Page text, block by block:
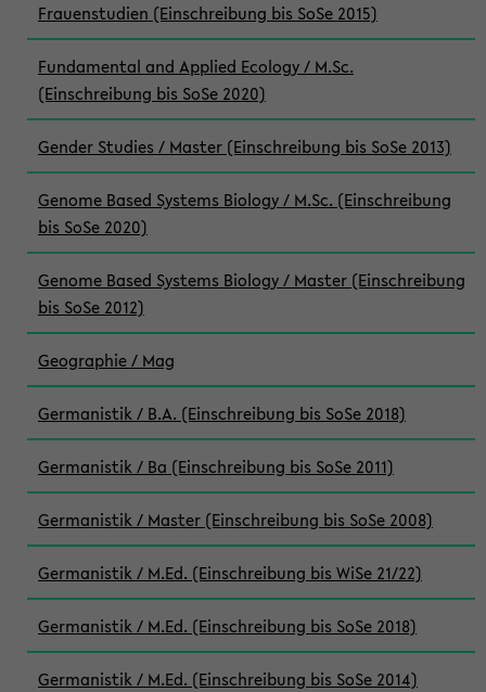
Frauenstudien (Einschreibung bis SoSe 2015)
Fundamental and Applied Ecology / M.Sc.
(Einschreibung bis SoSe 2020)
Gender Studies / Master (Einschreibung bis SoSe 2013)
Genome Based Systems Biology / M.Sc. (Einschreibung
bis SoSe 2020)
Genome Based Systems Biology / Master (Einschreibung
bis SoSe 2012)
Geographie / Mag
Germanistik / B.A. (Einschreibung bis SoSe 2018)
Germanistik / Ba (Einschreibung bis SoSe 2011)
Germanistik / Master (Einschreibung bis SoSe 2008)
Germanistik / M.Ed. (Einschreibung bis WiSe 21/22)
Germanistik / M.Ed. (Einschreibung bis SoSe 2018)
Germanistik / M.Ed. (Einschreibung bis SoSe 2014)